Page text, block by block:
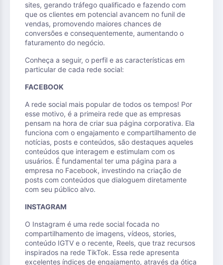
sites, gerando tráfego qualificado e fazendo com
que os clientes em potencial avancem no funil de
vendas, promovendo maiores chances de
conversões e consequentemente, aumentando o
faturamento do negócio.
Conheça a seguir, o perfil e as características em
particular de cada rede social:
FACEBOOK
A rede social mais popular de todos os tempos! Por
esse motivo, é a primeira rede que as empresas
pensam na hora de criar sua página corporativa. Ela
funciona com o engajamento e compartilhamento de
notícias, posts e conteúdos, são destaques aqueles
conteúdos que interagem e estimulam com os
usuários. É fundamental ter uma página para a
empresa no Facebook, investindo na criação de
posts com conteúdos que dialoguem diretamente
com seu público alvo.
INSTAGRAM
O Instagram é uma rede social focada no
compartilhamento de imagens, vídeos, stories,
conteúdo IGTV e o recente, Reels, que traz recursos
inspirados na rede TikTok. Essa rede apresenta
excelentes índices de engajamento, através da ótica